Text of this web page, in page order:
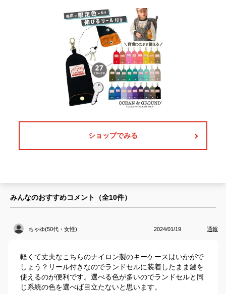
ショップでみる
みんなのおすすめコメント（全10件）
ちゃゆ(50代・女性) 2024/01/19 通報
軽くて丈夫なこちらのナイロン製のキーケースはいかがで
しょう？リール付きなのでランドセルに装着したまま鍵を
使えるのが便利です。選べる色が多いのでランドセルと同
じ系統の色を選べば目立たないと思います。